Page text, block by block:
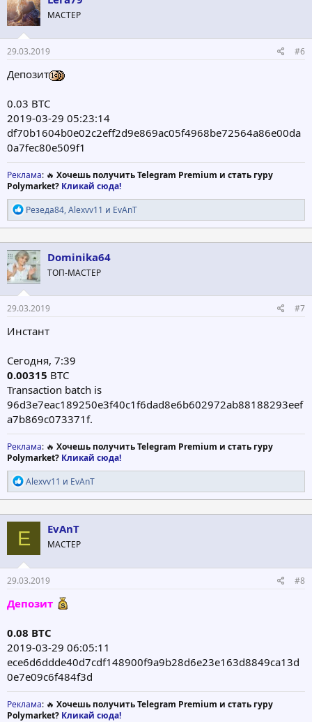
МАСТЕР
29.03.2019 #6
Депозит
0.03 BTC
2019-03-29 05:23:14
df70b1604b0e02c2eff2d9e869ac05f4968be72564a86e00da
0a7fec80e509f1
Реклама: 🔥 Хочешь получить Telegram Premium и стать гуру
Polymarket? Кликай сюда!
Р
е
а
к
ц
и
и
:
Резеда84,Alexvv11 и EvAnT
Dominika64
ТОП-МАСТЕР
29.03.2019 #7
Инстант
Сегодня, 7:39
0.00315 ВТС
Transaction batch is
96d3e7eac189250e3f40c1f6dad8e6b602972ab88188293eef
a7b869c073371f.
Реклама: 🔥 Хочешь получить Telegram Premium и стать гуру
Polymarket? Кликай сюда!
Р
е
а
к
ц
и
и
:
Alexvv11 и EvAnT
E EvAnT
МАСТЕР
29.03.2019 #8
Депозит
0.08 BTC
2019-03-29 06:05:11
ece6d6ddde40d7cdf148900f9a9b28d6e23e163d8849ca13d
0e7e09c6f484f3d
Реклама: 🔥 Хочешь получить Telegram Premium и стать гуру
Polymarket? Кликай сюда!